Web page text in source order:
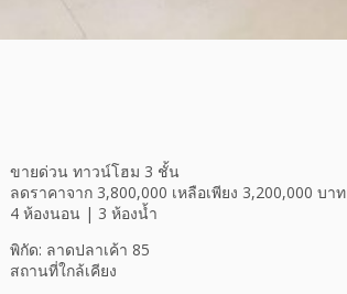
ขายด่วน ทาวน์โฮม 3 ชั้น
ลดราคาจาก 3,800,000 เหลือเพียง 3,200,000 บาท
4 ห้องนอน | 3 ห้องน้ำ
พิกัด: ลาดปลาเค้า 85
สถานที่ใกล้เคียง